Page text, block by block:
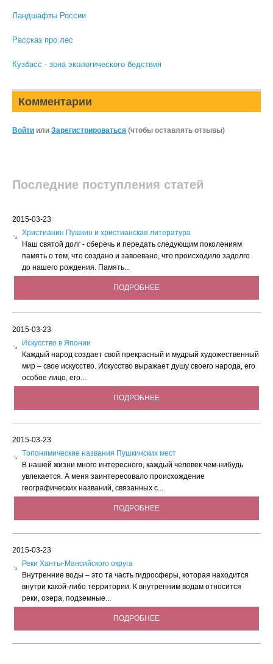
Ландшафты России
Рассказ про лес
Кузбасс - зона экологического бедствия
Комментарии
Войти или Зарегистрироваться (чтобы оставлять отзывы)
Последние поступления статей
2015-03-23
Христианин Пушкин и христианская литература
Наш святой долг - сберечь и передать следующим поколениям
память о том, что создано и завоевано, что происходило задолго
до нашего рождения. Память...
ПОДРОБНЕЕ
2015-03-23
Искусство в Японии
Каждый народ создает свой прекрасный и мудрый художественный
мир – свое искусство. Искусство выражает душу своего народа, его
особое лицо, его...
ПОДРОБНЕЕ
2015-03-23
Tопонимические названия Пушкинских мест
В нашей жизни много интересного, каждый человек чем-нибудь
увлекается. А меня заинтересовало происхождение
географических названий, связанных с...
ПОДРОБНЕЕ
2015-03-23
Реки Ханты-Мансийского округа
Внутренние воды – это та часть гидросферы, которая находится
внутри какой-либо территории. К внутренним водам относится
реки, озера, подземные...
ПОДРОБНЕЕ